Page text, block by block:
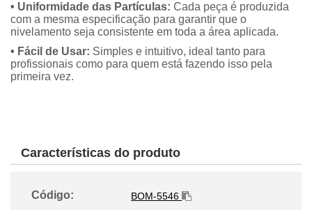
• Uniformidade das Partículas: Cada peça é produzida
com a mesma especificação para garantir que o
nivelamento seja consistente em toda a área aplicada.
• Fácil de Usar: Simples e intuitivo, ideal tanto para
profissionais como para quem está fazendo isso pela
primeira vez.
Características do produto
Código: BOM-5546